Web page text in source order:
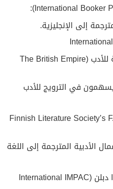
إلى الإنجليزية.
8. جائزة الإمبراطورية البريطانية للأدب (The British Empire
في الترويج للأدب
9. جائزة فلانري للأدب الدولي (Finnish Literature Society’s F.
الأدبية المترجمة إلى اللغة
10. جائزة الأدب الدولية IMPAC دبلن (International IMPAC